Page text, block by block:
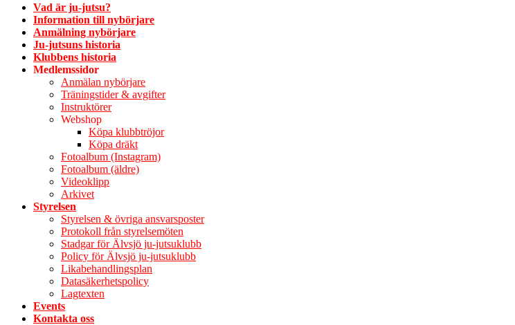
Vad är ju-jutsu?
Information till nybörjare
Anmälning nybörjare
Ju-jutsuns historia
Klubbens historia
Medlemssidor
Anmälan nybörjare
Träningstider & avgifter
Instruktörer
Webshop
Köpa klubbtröjor
Köpa dräkt
Fotoalbum (Instagram)
Fotoalbum (äldre)
Videoklipp
Arkivet
Styrelsen
Styrelsen & övriga ansvarsposter
Protokoll från styrelsemöten
Stadgar för Älvsjö ju-jutsuklubb
Policy för Älvsjö ju-jutsuklubb
Likabehandlingsplan
Datasäkerhetspolicy
Lagtexten
Events
Kontakta oss